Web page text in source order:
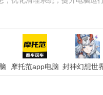
摩托范app电脑 封神幻想世